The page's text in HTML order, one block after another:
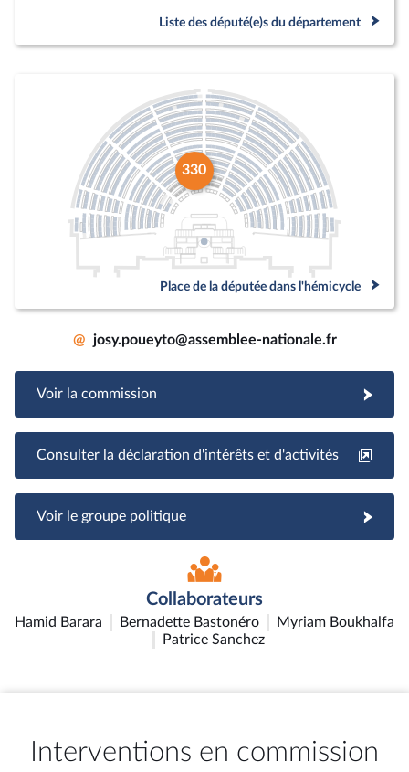
Liste des député(e)s du département
330
Place de la députée dans l'hémicycle
@ josy.poueyto@assemblee-nationale.fr
Voir la commission
Consulter la déclaration d'intérêts et d'activités
Voir le groupe politique
Collaborateurs
Hamid Barara Bernadette Bastonéro
Myriam Boukhalfa
Patrice Sanchez
Interventions en commission